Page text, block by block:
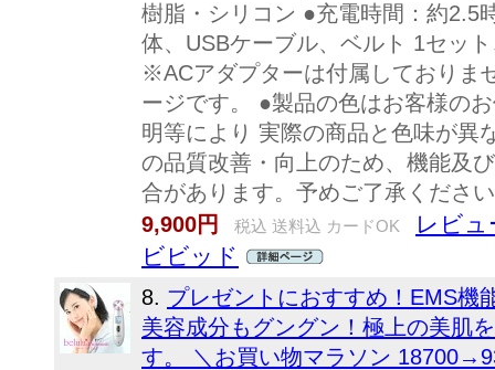
樹脂・シリコン ●充電時間：約2.5
体、USBケーブル、ベルト 1セッ
※ACアダプターは付属しておりま
ージです。 ●製品の色はお客様の
明等により 実際の商品と色味が異
の品質改善・向上のため、機能及
合があります。予めご了承くださ
9,900円
税込 送料込 カードOK
レビュ
ビビッド
8. プレゼントにおすすめ！EMS機
美容成分もグングン！極上の美肌
す。 ＼お買い物マラソン